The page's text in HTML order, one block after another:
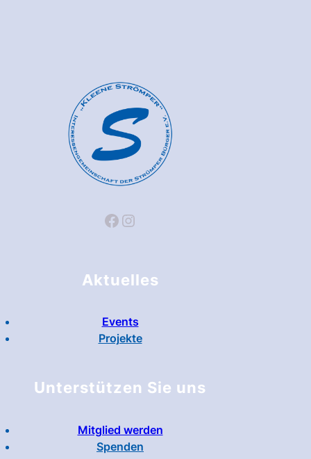
Facebook Instagram
Aktuelles
Events
Projekte
Unterstützen Sie uns
Mitglied werden
Spenden